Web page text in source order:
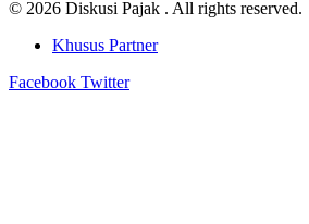
© 2026 Diskusi Pajak . All rights reserved.
Khusus Partner
Facebook Twitter